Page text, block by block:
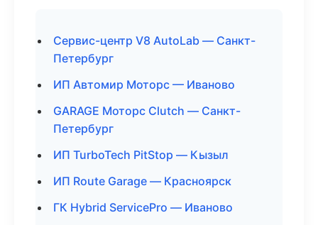
Сервис-центр V8 AutoLab — Санкт-
Петербург
ИП Автомир Моторс — Иваново
GARAGE Моторс Clutch — Санкт-
Петербург
ИП TurboTech PitStop — Кызыл
ИП Route Garage — Красноярск
ГК Hybrid ServicePro — Иваново